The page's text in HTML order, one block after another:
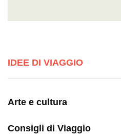
IDEE DI VIAGGIO
Arte e cultura
Consigli di Viaggio